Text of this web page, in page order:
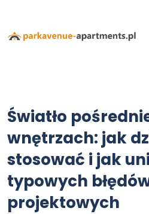
Światło
wnętrzach: jak
stosować i jak
typowych
projektowych